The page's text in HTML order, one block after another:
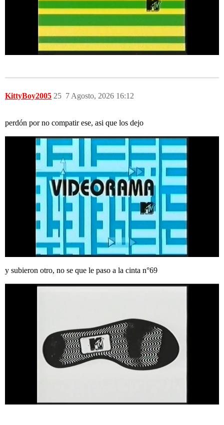
KittyBoy2005 7 Agosto, 2026 16:12
25
perdón por no compatir ese, asi que los dejo
y subieron otro, no se que le paso a la cinta n°69